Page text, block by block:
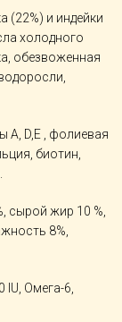
(22%) и индейки
холодного
обезвоженная
А, D,Е , фолиевая
биотин,
сырой жир 10 %,
8%,
Омега-6,